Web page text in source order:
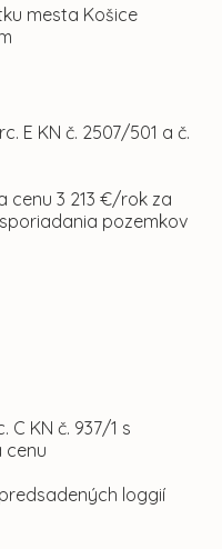
mesta Košice
E KN č. 2507/501 a č.
cenu 3 213 €/rok za
pozemkov
KN č. 937/1 s
cenu
loggií